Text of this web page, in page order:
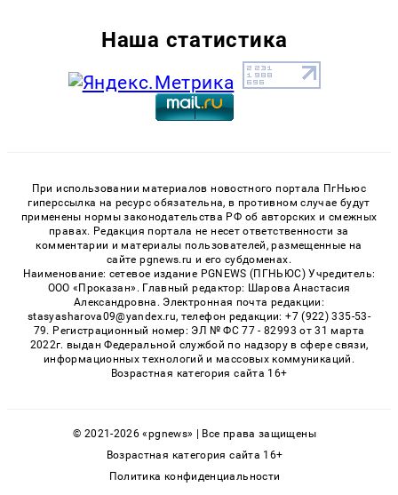
Наша статистика
При использовании материалов новостного портала ПгНьюс
гиперссылка на ресурс обязательна, в противном случае будут
применены нормы законодательства РФ об авторских и смежных
правах. Редакция портала не несет ответственности за
комментарии и материалы пользователей, размещенные на
сайте pgnews.ru и его субдоменах.
Наименование: сетевое издание PGNEWS (ПГНЬЮС) Учредитель:
ООО «Проказан». Главный редактор: Шарова Анастасия
Александровна. Электронная почта редакции:
stasyasharova09@yandex.ru, телефон редакции: +7 (922) 335-53-
79. Регистрационный номер: ЭЛ № ФС 77 - 82993 от 31 марта
2022г. выдан Федеральной службой по надзору в сфере связи,
информационных технологий и массовых коммуникаций.
Возрастная категория сайта 16+
© 2021-2026 «pgnews» | Все права защищены
Возрастная категория сайта 16+
Политика конфиденциальности